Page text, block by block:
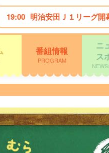
19:00 明治安田Ｊ１リーグ
番組情報
PROGRAM
ニ
ス